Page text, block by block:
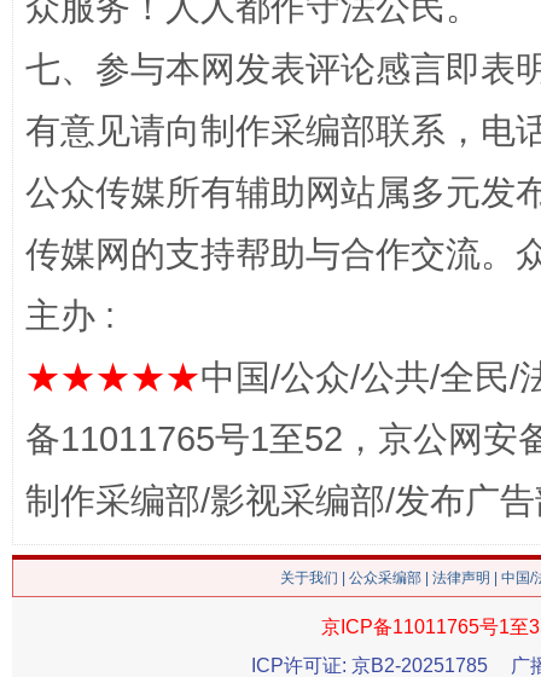
网上购药对药下症？
今
七、参与本网发表评论感言即表
有意见请向制作采编部联系，电
公众传媒所有辅助网站属多元发
传媒网的支持帮助与合作交流。
主办 :
★★★★★中国/公众/公共/全民/
备11011765号1至52，京公网安
制作采编部/影视采编部/发布广
关于我们 公众采编部 法律声明 | 中国
京ICP备11011765号1至
ICP许可证: 京B2-20251785
广